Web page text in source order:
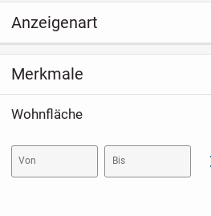
Anzeigenart
Merkmale
Wohnfläche
Von Bis